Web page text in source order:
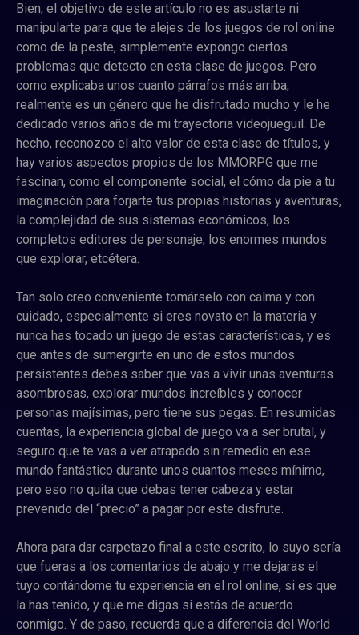
Bien, el objetivo de este artículo no es asustarte ni
manipularte para que te alejes de los juegos de rol online
como de la peste, simplemente expongo ciertos
problemas que detecto en esta clase de juegos. Pero
como explicaba unos cuanto párrafos más arriba,
realmente es un género que he disfrutado mucho y le he
dedicado varios años de mi trayectoria videojueguil. De
hecho, reconozco el alto valor de esta clase de títulos, y
hay varios aspectos propios de los MMORPG que me
fascinan, como el componente social, el cómo da pie a tu
imaginación para forjarte tus propias historias y aventuras,
la complejidad de sus sistemas económicos, los
completos editores de personaje, los enormes mundos
que explorar, etcétera.
Tan solo creo conveniente tomárselo con calma y con
cuidado, especialmente si eres novato en la materia y
nunca has tocado un juego de estas características, y es
que antes de sumergirte en uno de estos mundos
persistentes debes saber que vas a vivir unas aventuras
asombrosas, explorar mundos increíbles y conocer
personas majísimas, pero tiene sus pegas. En resumidas
cuentas, la experiencia global de juego va a ser brutal, y
seguro que te vas a ver atrapado sin remedio en ese
mundo fantástico durante unos cuantos meses mínimo,
pero eso no quita que debas tener cabeza y estar
prevenido del “precio” a pagar por este disfrute.
Ahora para dar carpetazo final a este escrito, lo suyo sería
que fueras a los comentarios de abajo y me dejaras el
tuyo contándome tu experiencia en el rol online, si es que
la has tenido, y que me digas si estás de acuerdo
conmigo. Y de paso, recuerda que a diferencia del World